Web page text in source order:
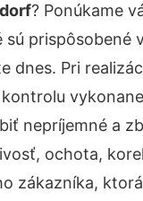
? Ponúkame
prispôsobené
dnes. Pri
nepríjemné a
ochota,
zákazníka,